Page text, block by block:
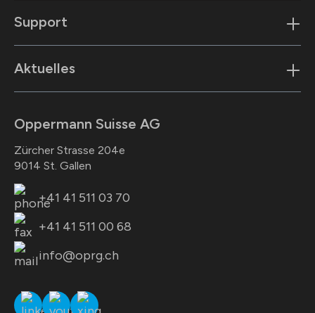
Oppermann Suisse AG
Zürcher Strasse 204e
9014 St. Gallen
+41 41 511 03 70
+41 41 511 00 68
info@oprg.ch
Support
Aktuelles